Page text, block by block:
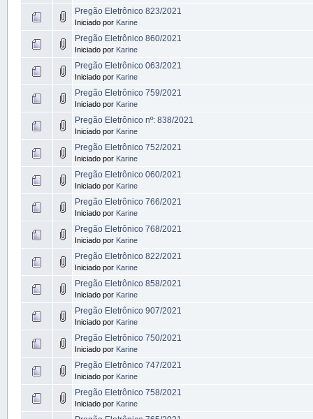
Pregão Eletrônico 823/2021
Iniciado por Karine
Pregão Eletrônico 860/2021
Iniciado por Karine
Pregão Eletrônico 063/2021
Iniciado por Karine
Pregão Eletrônico 759/2021
Iniciado por Karine
Pregão Eletrônico nº: 838/2021
Iniciado por Karine
Pregão Eletrônico 752/2021
Iniciado por Karine
Pregão Eletrônico 060/2021
Iniciado por Karine
Pregão Eletrônico 766/2021
Iniciado por Karine
Pregão Eletrônico 768/2021
Iniciado por Karine
Pregão Eletrônico 822/2021
Iniciado por Karine
Pregão Eletrônico 858/2021
Iniciado por Karine
Pregão Eletrônico 907/2021
Iniciado por Karine
Pregão Eletrônico 750/2021
Iniciado por Karine
Pregão Eletrônico 747/2021
Iniciado por Karine
Pregão Eletrônico 758/2021
Iniciado por Karine